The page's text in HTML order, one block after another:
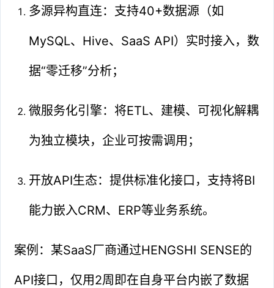
多源异构直连：支持40+数据源（如
MySQL、Hive、SaaS API）实时接入，数
据“零迁移”分析；
微服务化引擎：将ETL、建模、可视化解耦
为独立模块，企业可按需调用；
开放API生态：提供标准化接口，支持将BI
能力嵌入CRM、ERP等业务系统。
案例：某SaaS厂商通过HENGSHI SENSE的
API接口，仅用2周即在自身平台内嵌了数据